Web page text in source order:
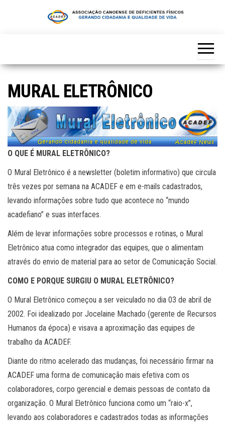
MURAL ELETRÔNICO
O QUE É MURAL ELETRÔNICO?
O Mural Eletrônico é a newsletter (boletim informativo) que circula
três vezes por semana na ACADEF e em e-mails cadastrados,
levando informações sobre tudo que acontece no “mundo
acadefiano” e suas interfaces.
Além de levar informações sobre processos e rotinas, o Mural
Eletrônico atua como integrador das equipes, que o alimentam
através do envio de material para ao setor de Comunicação Social.
COMO E PORQUE SURGIU O MURAL ELETRÔNICO?
O Mural Eletrônico começou a ser veiculado no dia 03 de abril de
2002. Foi idealizado por Jocelaine Machado (gerente de Recursos
Humanos da época) e visava a aproximação das equipes de
trabalho da ACADEF.
Diante do ritmo acelerado das mudanças, foi necessário firmar na
ACADEF uma forma de comunicação mais efetiva com os
colaboradores, corpo gerencial e demais pessoas de contato da
organização. O Mural Eletrônico funciona como um “raio-x”,
levando aos colaboradores e cadastrados todas as informações